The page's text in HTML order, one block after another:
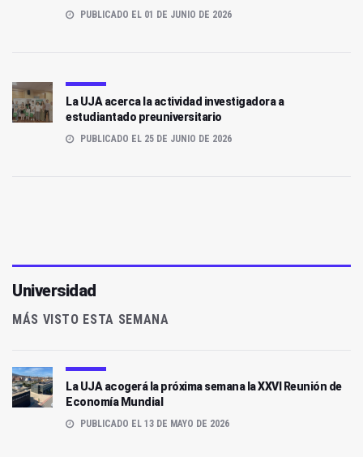
PUBLICADO EL 01 DE JUNIO DE 2026
La UJA acerca la actividad investigadora a
estudiantado preuniversitario
PUBLICADO EL 25 DE JUNIO DE 2026
Universidad
MÁS VISTO ESTA SEMANA
La UJA acogerá la próxima semana la XXVI Reunión de
Economía Mundial
PUBLICADO EL 13 DE MAYO DE 2026